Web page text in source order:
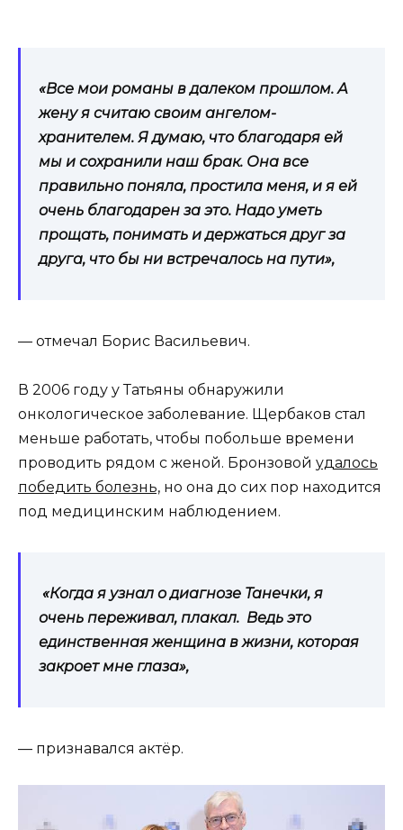
«Все мои романы в далеком прошлом. А
жену я считаю своим ангелом-
хранителем. Я думаю, что благодаря ей
мы и сохранили наш брак. Она все
правильно поняла, простила меня, и я ей
очень благодарен за это. Надо уметь
прощать, понимать и держаться друг за
друга, что бы ни встречалось на пути»,
— отмечал Борис Васильевич.
В 2006 году у Татьяны обнаружили
онкологическое заболевание. Щербаков стал
меньше работать, чтобы побольше времени
проводить рядом с женой. Бронзовой удалось
победить болезнь, но она до сих пор находится
под медицинским наблюдением.
«Когда я узнал о диагнозе Танечки, я
очень переживал, плакал. Ведь это
единственная женщина в жизни, которая
закроет мне глаза»,
— признавался актёр.